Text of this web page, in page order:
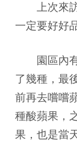
上次來訪
一定要好好
園區內有
了幾種，最
前再去嚐嚐
種酸蘋果，
果，也是當